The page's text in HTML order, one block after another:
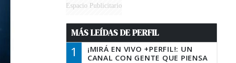
Espacio Publicitario
MÁS LEÍDAS DE PERFIL
1
¡MIRÁ EN VIVO +PERFIL!: UN
CANAL CON GENTE QUE PIENSA